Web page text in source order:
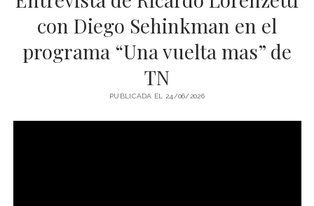
LIBROS EN URUGUAY
con Diego Sehinkman en el
programa “Una vuelta mas” de
TN
PUBLICADA EL 24/06/2026